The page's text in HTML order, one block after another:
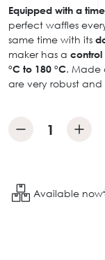
Equipped with a
perfect waffles
same time with its
maker has a control
°C to 180 °C. Made
are very robust
Available now